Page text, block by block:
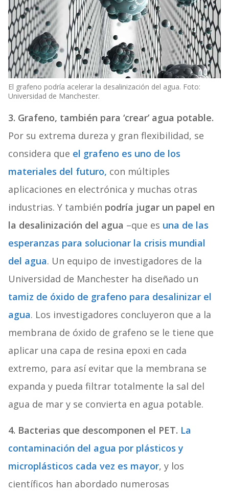
El grafeno podría acelerar la desalinización del agua. Foto:
Universidad de Manchester.
3. Grafeno, también para ‘crear’ agua potable.
Por su extrema dureza y gran flexibilidad, se
considera que el grafeno es uno de los
materiales del futuro, con múltiples
aplicaciones en electrónica y muchas otras
industrias. Y también podría jugar un papel en
la desalinización del agua –que es una de las
esperanzas para solucionar la crisis mundial
del agua. Un equipo de investigadores de la
Universidad de Manchester ha diseñado un
tamiz de óxido de grafeno para desalinizar el
agua. Los investigadores concluyeron que a la
membrana de óxido de grafeno se le tiene que
aplicar una capa de resina epoxi en cada
extremo, para así evitar que la membrana se
expanda y pueda filtrar totalmente la sal del
agua de mar y se convierta en agua potable.
4. Bacterias que descomponen el PET. La
contaminación del agua por plásticos y
microplásticos cada vez es mayor, y los
científicos han abordado numerosas